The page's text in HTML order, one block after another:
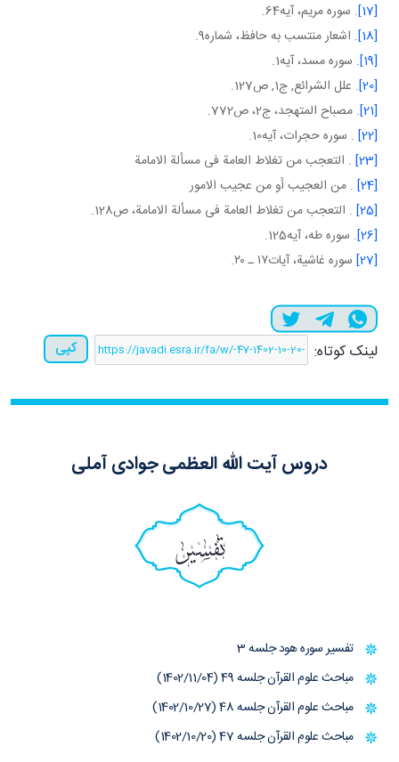
[17]
. سوره مريم، آيه64.
[18]
. اشعار منتسب به حافظ، شماره9.
[19]
. سوره مسد، آيه1.
[20]
. علل الشرائع, ج1, ص127.
[21]
. مصباح المتهجد، ج‏2، ص772.
[22]
. سوره حجرات، آيه10.
[23]
. التعجب من تغلاط العامة فی مسألة الامامة
[24]
. من العجيب أو من عجيب الامور
[25]
. التعجب من تغلاط العامة فی مسألة الامامة، ص128.
[26]
. سوره طه، آيه125.
[27]
سوره غاشية، آيات١٧ ـ ٢٠.
لینک کوتاه: کپی
دروس آیت الله العظمی جوادی آملی
تفسیر
تفسیر سوره هود جلسه 3
مباحث علوم القرآن جلسه 49 (1402/11/04)
مباحث علوم القرآن جلسه 48 (1402/10/27)
مباحث علوم القرآن جلسه 47 (1402/10/20)